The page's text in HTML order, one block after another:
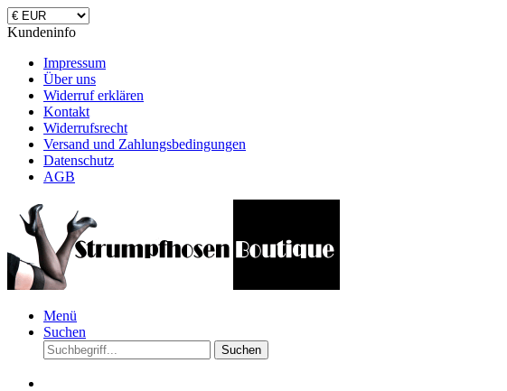
Kundeninfo
Impressum
Über uns
Widerruf erklären
Kontakt
Widerrufsrecht
Versand und Zahlungsbedingungen
Datenschutz
AGB
Menü
Suchen
Suchen